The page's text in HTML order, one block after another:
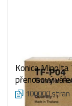
Konica
přenosový
100000 stran